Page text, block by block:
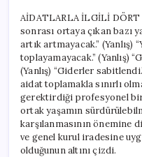
AİDATLARLA İLGİLİ DÖRT
sonrası ortaya çıkan bazı
artık artmayacak.” (Yanlış)
toplayamayacak.” (Yanlış)
(Yanlış) “Giderler
aidat toplamakla sınırlı
gerektirdiği profesyonel bir
ortak yaşamın
karşılanmasının
ve genel kurul iradesine
olduğunun altını çizdi.